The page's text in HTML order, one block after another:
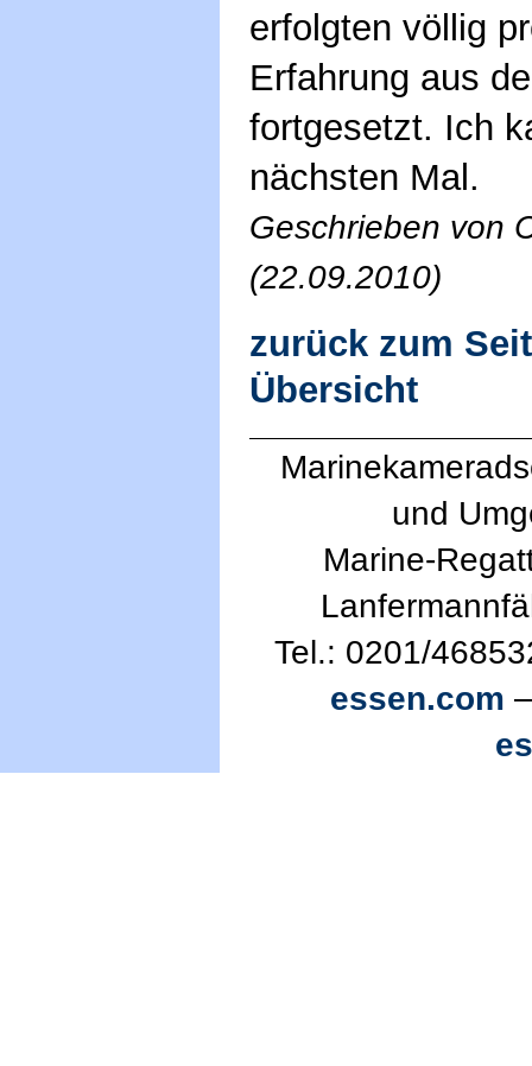
erfolgten völlig
Erfahrung aus
fortgesetzt. Ich
nächsten Mal.
Geschrieben von
(22.09.2010)
zurück zum
Übersicht
und
Marine-
Tel.: 0201/
essen.com